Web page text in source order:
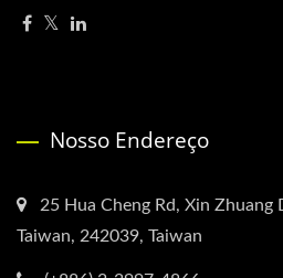
Nosso Endereço
25 Hua Cheng Rd, Xin Zhuang
Taiwan, 242039, Taiwan